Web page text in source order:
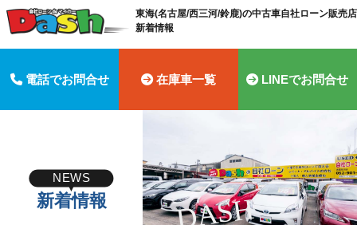
東海(名古屋/西三河/鈴鹿)の中古車自社ローン販売
新着情報
電話でお問合せ 在庫車一覧 LINEでお問合せ
D
A
S
H
Q
U
A
LI
T
NEWS
新着情報